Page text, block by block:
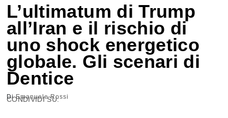
L’ultimatum di Trump
all’Iran e il rischio di
uno shock energetico
globale. Gli scenari di
Dentice
DiEmanuele Rossi
CONDIVIDI SU: